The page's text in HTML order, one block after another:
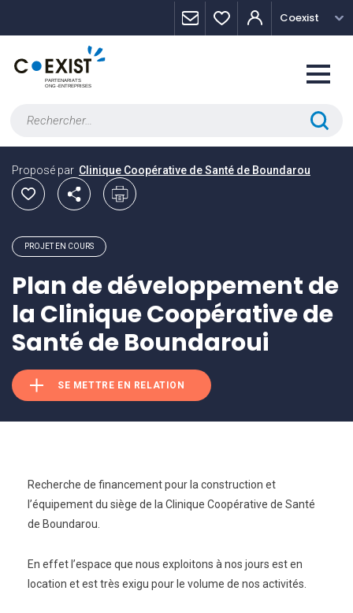
Coexist
Proposé par Clinique Coopérative de Santé de Boundarou
PROJET EN COURS
Plan de développement de
la Clinique Coopérative de
Santé de Boundaroui
SE METTRE EN RELATION
Recherche de financement pour la construction et
l’équipement du siège de la Clinique Coopérative de Santé
de Boundarou.
En effet l’espace que nous exploitons à nos jours est en
location et est très exigu pour le volume de nos activités.